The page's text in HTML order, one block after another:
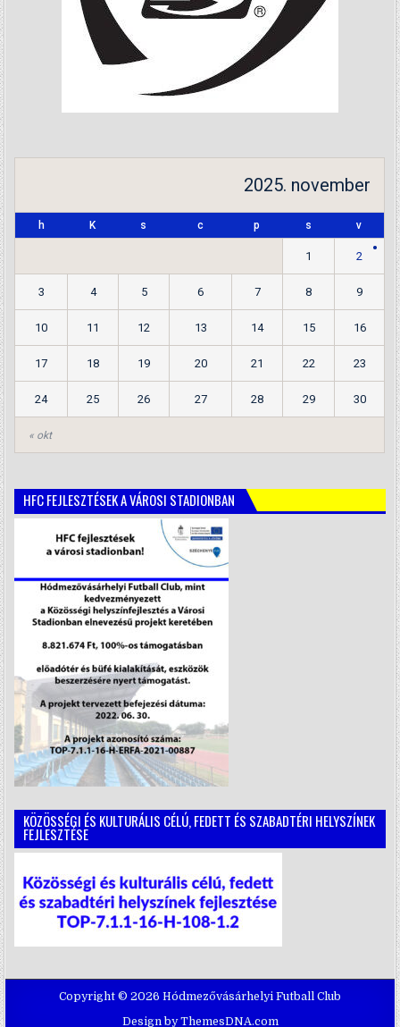
2025. november
h K s c p s v
« okt
1 2
3 4 5 6 7 8 9
10 11 12 13 14 15 16
17 18 19 20 21 22 23
24 25 26 27 28 29 30
HFC FEJLESZTÉSEK A VÁROSI STADIONBAN
KÖZÖSSÉGI ÉS KULTURÁLIS CÉLÚ, FEDETT ÉS SZABADTÉRI HELYSZÍNEK
FEJLESZTÉSE
Copyright © 2026 Hódmezővásárhelyi Futball Club
Design by ThemesDNA.com